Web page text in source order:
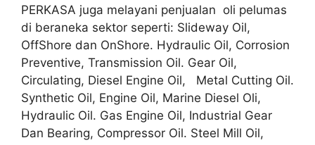
PERKASA juga melayani penjualan oli pelumas
di beraneka sektor seperti: Slideway Oil,
OffShore dan OnShore. Hydraulic Oil, Corrosion
Preventive, Transmission Oil. Gear Oil,
Circulating, Diesel Engine Oil, Metal Cutting Oil.
Synthetic Oil, Engine Oil, Marine Diesel Oli,
Hydraulic Oil. Gas Engine Oil, Industrial Gear
Dan Bearing, Compressor Oil. Steel Mill Oil,